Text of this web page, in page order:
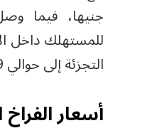
جنيها، فيما
للمستهلك داخل
التجزئة إلى حوالي 89 جنيها للكيلو.
أسعار الفراخ